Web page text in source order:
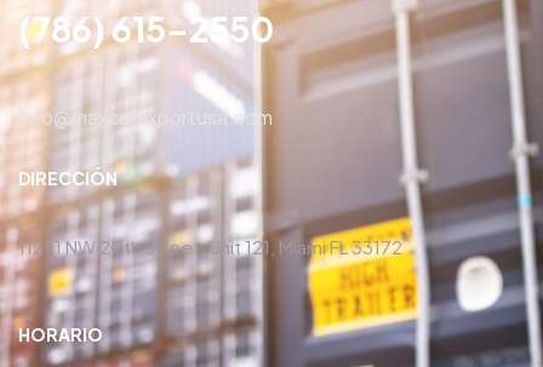
(786) 615-2550
info@maxcarexportusa.com
DIRECCIÓN
11251 NW 20th Street, Unit 121, Miami FL 33172
HORARIO